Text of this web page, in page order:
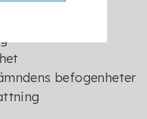
befogenheter